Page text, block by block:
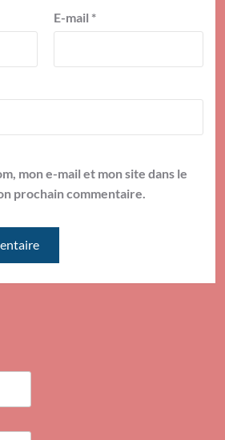
E-mail *
mon e-mail et mon site dans le
prochain commentaire.